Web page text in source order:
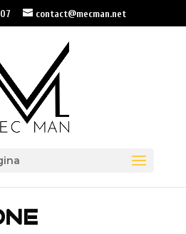
contact@mecman.net